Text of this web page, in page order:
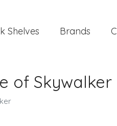
Shelves Brands
of Skywalker